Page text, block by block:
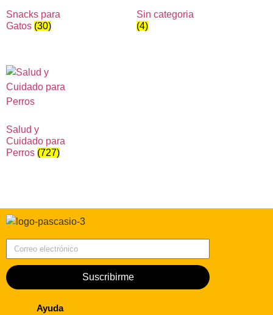
Snacks para
Gatos (30)
Sin categoria
(4)
Salud y
Cuidado para
Perros (727)
Suscribirme
Ayuda